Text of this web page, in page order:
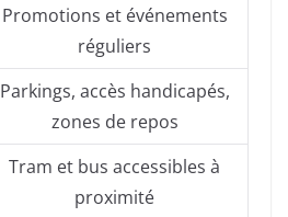
Promotions et événements
réguliers
Parkings, accès handicapés,
zones de repos
Tram et bus accessibles à
proximité